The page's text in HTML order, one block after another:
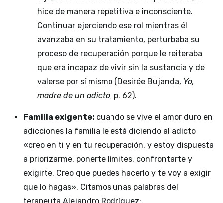
hice de manera repetitiva e inconsciente.
Continuar ejerciendo ese rol mientras él
avanzaba en su tratamiento, perturbaba su
proceso de recuperación porque le reiteraba
que era incapaz de vivir sin la sustancia y de
valerse por sí mismo (Desirée Bujanda, Yo,
madre de un adicto, p. 62).
Familia exigente: cuando se vive el amor duro en
adicciones la familia le está diciendo al adicto
«creo en ti y en tu recuperación, y estoy dispuesta
a priorizarme, ponerte límites, confrontarte y
exigirte. Creo que puedes hacerlo y te voy a exigir
que lo hagas». Citamos unas palabras del
terapeuta Alejandro Rodríguez: